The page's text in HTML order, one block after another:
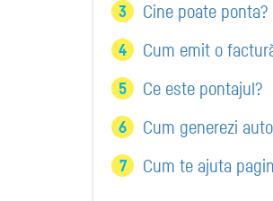
Cine poate ponta?
Cum emit o
Ce este pontajul?
Cum generezi
Cum te ajuta